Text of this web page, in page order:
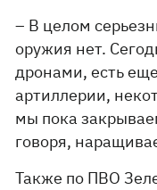
– В целом
оружия нет.
дронами, есть
артиллерии,
мы пока
говоря,
Также по ПВО